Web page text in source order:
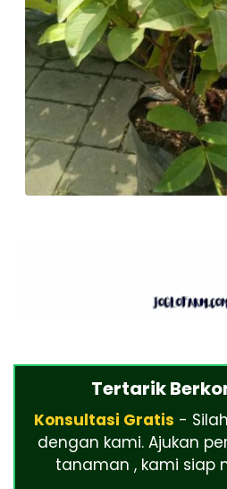
Tertarik
Konsultasi Gratis -
dengan kami. Ajukan
tanaman , kami siap